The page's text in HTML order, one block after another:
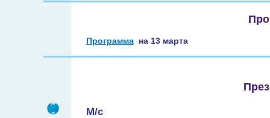
Программана 13 марта
М/с